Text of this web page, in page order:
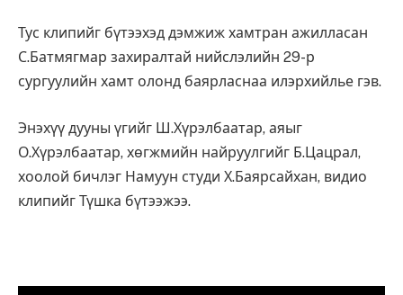
Тус клипийг бүтээхэд дэмжиж хамтран ажилласан
С.Батмягмар захиралтай нийслэлийн 29-р
сургуулийн хамт олонд баярласнаа илэрхийлье гэв.
Энэхүү дууны үгийг Ш.Хүрэлбаатар, аяыг
О.Хүрэлбаатар, хөгжмийн найруулгийг Б.Цацрал,
хоолой бичлэг Намуун студи Х.Баярсайхан, видио
клипийг Түшка бүтээжээ.